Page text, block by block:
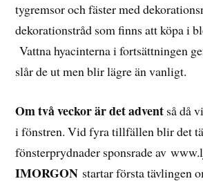
tygremsor och fäster med
dekorationstråd som finns att köpa i
Vattna hyacinterna i fortsättningen
slår de ut men blir lägre än vanligt.
Om två veckor är det advent så då
i fönstren. Vid fyra tillfällen blir det
fönsterprydnader sponsrade av
IMORGON startar första tävlingen